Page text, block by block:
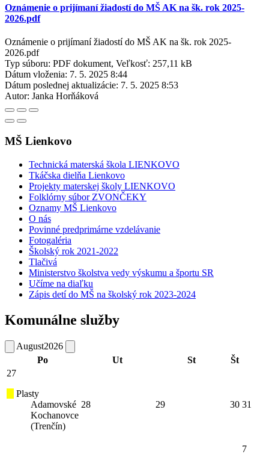
Oznámenie o prijímaní žiadostí do MŠ AK na šk. rok 2025-
2026.pdf
Oznámenie o prijímaní žiadostí do MŠ AK na šk. rok 2025-
2026.pdf
Typ súboru: PDF dokument, Veľkosť: 257,11 kB
Dátum vloženia: 7. 5. 2025 8:44
Dátum poslednej aktualizácie: 7. 5. 2025 8:53
Autor: Janka Horňáková
MŠ Lienkovo
Technická materská škola LIENKOVO
Tkáčska dielňa Lienkovo
Projekty materskej školy LIENKOVO
Folklórny súbor ZVONČEKY
Oznamy MŠ Lienkovo
O nás
Povinné predprimárne vzdelávanie
Fotogaléria
Školský rok 2021-2022
Tlačivá
Ministerstvo školstva vedy výskumu a športu SR
Učíme na diaľku
Zápis detí do MŠ na školský rok 2023-2024
Komunálne služby
August2026
Po
Ut St
Št
27
Plasty
Adamovské
Kochanovce
(Trenčín)
28 29 30 31
7